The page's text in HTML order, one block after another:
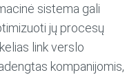
sistema gali
jų procesų
link verslo
kompanijomis,